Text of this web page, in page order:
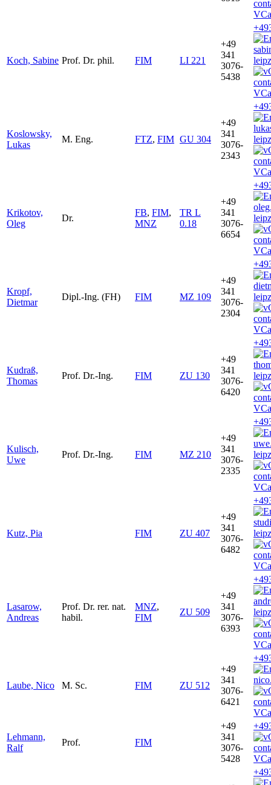
Koch, Sabine Prof. Dr. phil. FIM LI 221
+49
341
3076-
5438
Koslowsky,
Lukas
M. Eng. FTZ, FIM GU 304
+49
341
3076-
2343
Krikotov,
Oleg
Dr.
FB, FIM,
MNZ
TR L
0.18
+49
341
3076-
6654
Kropf,
Dietmar
Dipl.-Ing. (FH) FIM MZ 109
+49
341
3076-
2304
Kudraß,
Thomas
Prof. Dr.-Ing. FIM ZU 130
+49
341
3076-
6420
Kulisch,
Uwe
Prof. Dr.-Ing. FIM MZ 210
+49
341
3076-
2335
Kutz, Pia FIM ZU 407
+49
341
3076-
6482
Lasarow,
Andreas
Prof. Dr. rer. nat.
habil.
MNZ,
FIM
ZU 509
+49
341
3076-
6393
Laube, Nico M. Sc. FIM ZU 512
+49
341
3076-
6421
Lehmann,
Ralf
Prof. FIM
+49
341
3076-
5428